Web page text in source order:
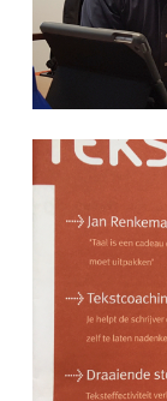
een